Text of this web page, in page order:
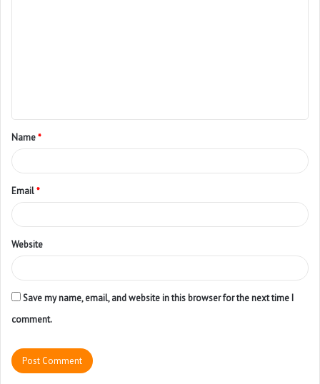
Name*
Email*
Website
Save my name, email, and website in this browser for the next time I
comment.